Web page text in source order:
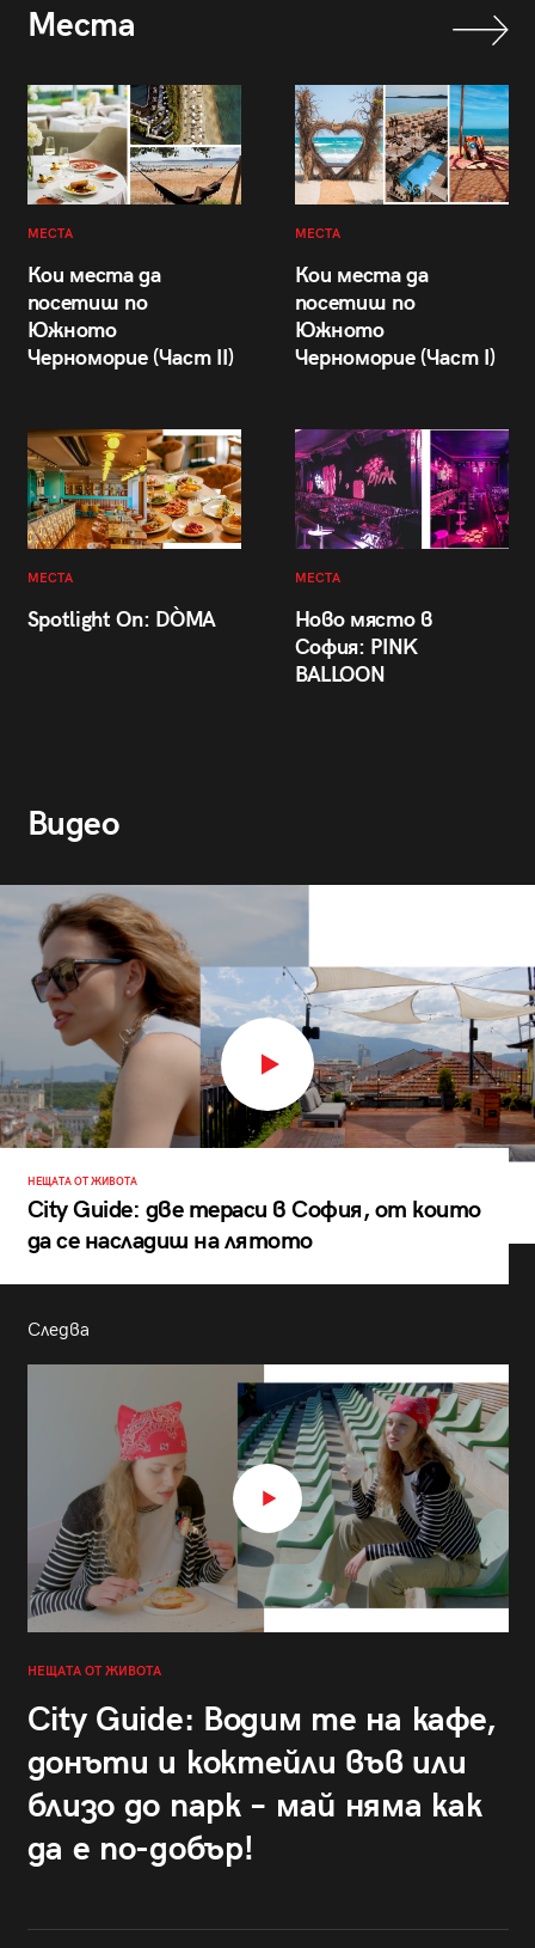
Места
МЕСТА
Кои места да
посетиш по
Южното
Черноморие (Част II)
МЕСТА
Кои места да
посетиш по
Южното
Черноморие (Част I)
МЕСТА
Spotlight On: DÒMA
МЕСТА
Ново място в
София: PINK
BALLOON
Видео
НЕЩАТА ОТ ЖИВОТА
City Guide: две тераси в София, от които
да се насладиш на лятото
Следва
НЕЩАТА ОТ ЖИВОТА
City Guide: Водим те на кафе,
донъти и коктейли във или
близо до парк – май няма как
да е по-добър!